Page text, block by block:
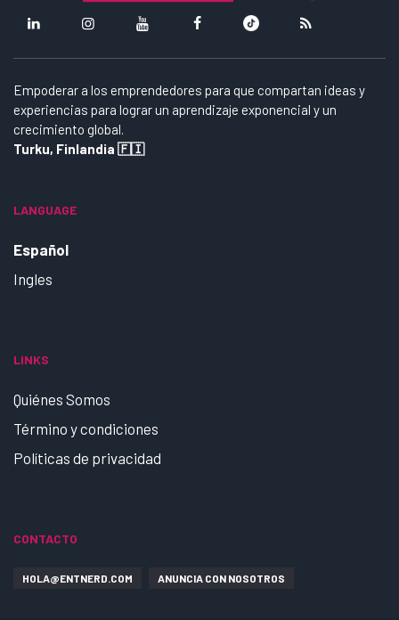
Empoderar a los emprendedores para que compartan ideas y
experiencias para lograr un aprendizaje exponencial y un
crecimiento global.
Turku, Finlandia 🇫🇮
LANGUAGE
Español
Ingles
LINKS
Quiénes Somos
Término y condiciones
Políticas de privacidad
CONTACTO
HOLA@ENTNERD.COM ANUNCIA CON NOSOTROS